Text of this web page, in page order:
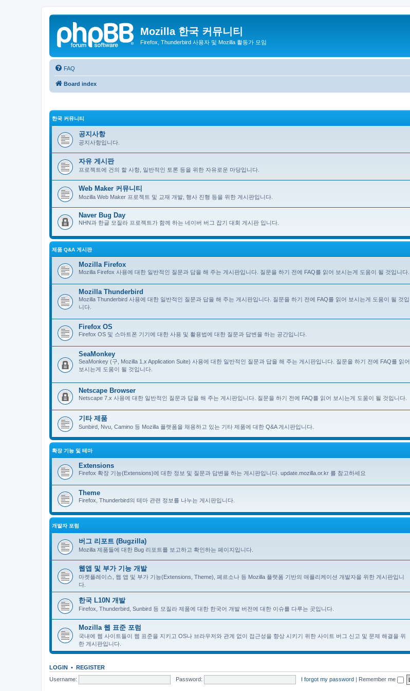
Mozilla 한국 커뮤니티
Firefox, Thunderbird 사용자 및 Mozilla 활동가 모임
FAQ
Board index
한국 커뮤니티
공지사항
공지사항입니다.
자유 게시판
프로젝트에 건의 할 사항, 일반적인 토론 등을 위한 자유로운 마당입니다.
Web Maker 커뮤니티
Mozilla Web Maker 프로젝트 및 교재 개발, 행사 진행 등을 위한 게시판입니다.
Naver Bug Day
NHN과 한글 모질라 프로젝트가 함께 하는 네이버 버그 잡기 대회 게시판 입니다.
제품 Q&A 게시판
Mozilla Firefox
Mozilla Firefox 사용에 대한 일반적인 질문과 답을 해 주는 게시판입니다. 질문을 하기 전에 FAQ를 읽어 보시는게 도움이 될 것입니다.
Mozilla Thunderbird
Mozilla Thunderbird 사용에 대한 일반적인 질문과 답을 해 주는 게시판입니다. 질문을 하기 전에 FAQ를 읽어 보시는게 도움이 될 것입
니다.
Firefox OS
Firefox OS 및 스마트폰 기기에 대한 사용 및 활용법에 대한 질문과 답변을 하는 공간입니다.
SeaMonkey
SeaMonkey (구, Mozilla 1.x Application Suite) 사용에 대한 일반적인 질문과 답을 해 주는 게시판입니다. 질문을 하기 전에 FAQ를 읽어
보시는게 도움이 될 것입니다.
Netscape Browser
Netscape 7.x 사용에 대한 일반적인 질문과 답을 해 주는 게시판입니다. 질문을 하기 전에 FAQ를 읽어 보시는게 도움이 될 것입니다.
기타 제품
Sunbird, Nvu, Camino 등 Mozilla 플랫폼을 채용하고 있는 기타 제품에 대한 Q&A 게시판입니다.
확장 기능 및 테마
Extensions
Firefox 확장 기능(Extensions)에 대한 정보 및 질문과 답변을 하는 게시판입니다. update.mozilla.or.kr 를 참고하세요
Theme
Firefox, Thunderbird의 테마 관련 정보를 나누는 게시판입니다.
개발자 포럼
버그 리포트 (Bugzilla)
Mozilla 제품들에 대한 Bug 리포트를 보고하고 확인하는 페이지입니다.
웹앱 및 부가 기능 개발
마켓플레이스, 웹 앱 및 부가 기능(Extensions, Theme), 페르소나 등 Mozilla 플랫폼 기반의 애플리케이션 개발자을 위한 게시판입니
다.
한국 L10N 개발
Firefox, Thunderbird, Sunbird 등 모질라 제품에 대한 한국어 개발 버전에 대한 이슈를 다루는 곳입니다.
Mozilla 웹 표준 포럼
국내에 웹 사이트들이 웹 표준을 지키고 OS나 브라우저와 관계 없이 접근성을 향상 시키기 위한 사이트 버그 신고 및 문제 해결을 위
한 게시판입니다.
LOGIN • REGISTER
Username:
Password: I forgot my password | Remember me